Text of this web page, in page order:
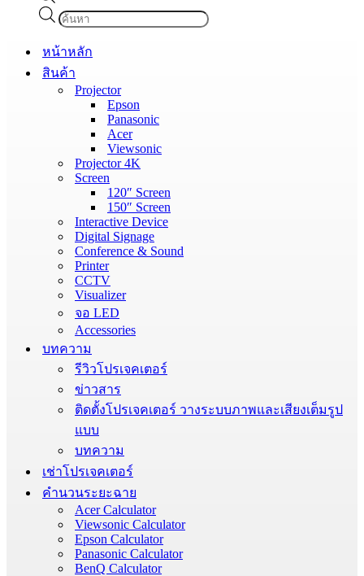
Products
search
หน้าหลัก
สินค้า
Projector
Epson
Panasonic
Acer
Viewsonic
Projector 4K
Screen
120″ Screen
150″ Screen
Interactive Device
Digital Signage
Conference & Sound
Printer
CCTV
Visualizer
จอ LED
Accessories
บทความ
รีวิวโปรเจคเตอร์
ข่าวสาร
ติดตั้งโปรเจคเตอร์ วางระบบภาพและเสียงเต็มรูป
แบบ
บทความ
เช่าโปรเจคเตอร์
คำนวนระยะฉาย
Acer Calculator
Viewsonic Calculator
Epson Calculator
Panasonic Calculator
BenQ Calculator